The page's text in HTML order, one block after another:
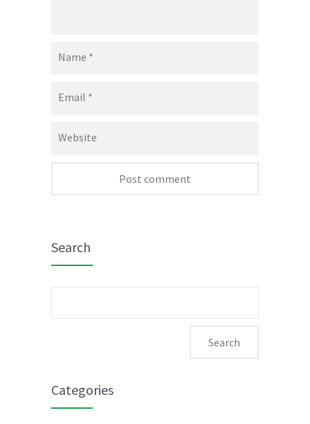
Name *
Email *
Website
Search
Categories